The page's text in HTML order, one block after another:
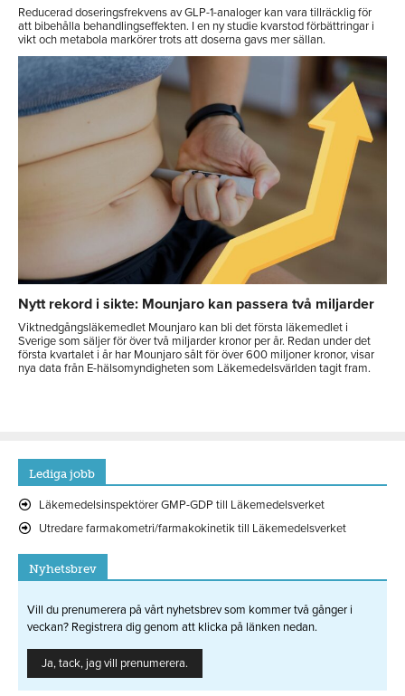
Reducerad doseringsfrekvens av GLP-1-analoger kan vara tillräcklig för
att bibehålla behandlingseffekten. I en ny studie kvarstod förbättringar i
vikt och metabola markörer trots att doserna gavs mer sällan.
Nytt rekord i sikte: Mounjaro kan passera två miljarder
Viktnedgångsläkemedlet Mounjaro kan bli det första läkemedlet i
Sverige som säljer för över två miljarder kronor per år. Redan under det
första kvartalet i år har Mounjaro sålt för över 600 miljoner kronor, visar
nya data från E-hälsomyndigheten som Läkemedelsvärlden tagit fram.
Lediga jobb
Läkemedelsinspektörer GMP-GDP till Läkemedelsverket
Utredare farmakometri/farmakokinetik till Läkemedelsverket
Nyhetsbrev
Vill du prenumerera på vårt nyhetsbrev som kommer två gånger i
veckan? Registrera dig genom att klicka på länken nedan.
Ja, tack, jag vill prenumerera.